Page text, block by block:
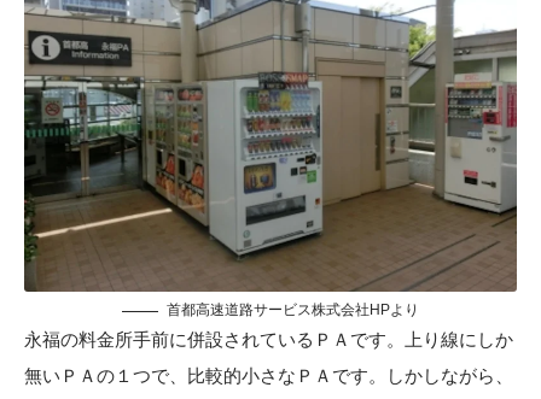
首都高速道路サービス株式会社HPより
永福の料金所手前に併設されているＰＡです。上り線にしか
無いＰＡの１つで、比較的小さなＰＡです。しかしながら、